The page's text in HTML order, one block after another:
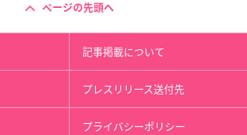
ページの先頭へ
記事掲載について
プレスリリース送付先
プライバシーポリシー